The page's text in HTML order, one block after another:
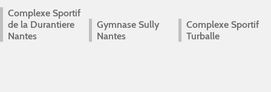
Complexe Sportif
de la Durantiere
Nantes
Gymnase Sully
Nantes
Complexe Sportif
Turballe